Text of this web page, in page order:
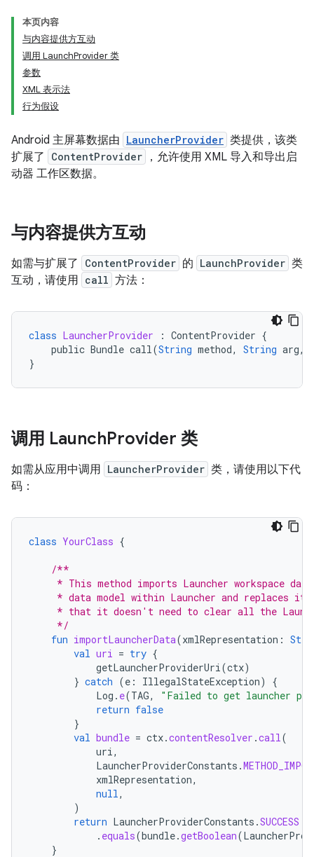
本页内容
与内容提供方互动
调用 LaunchProvider 类
参数
XML 表示法
行为假设
Android 主屏幕数据由 LauncherProvider 类提供，该类
扩展了
ContentProvider
，允许使用 XML 导入和导出启
动器 工作区数据。
与内容提供方互动
如需与扩展了 ContentProvider 的 LaunchProvider 类
互动，请使用 call 方法：
class LauncherProvider : ContentProvider {
public Bundle call(String method, String arg,
}
调用 LaunchProvider 类
如需从应用中调用 LauncherProvider 类，请使用以下代
码：
class YourClass {
/**
* This method imports Launcher workspace
* data model within Launcher and replaces it
* that it doesn't need to clear all the
     */
fun importLauncherData(xmlRepresentation :
val uri = try {
getLauncherProviderUri(ctx)
} catch (e : IllegalStateException)
{
Log . e(TAG,
"Failed to get launcher
return false
}
val bundle = ctx.contentResolver .call(
uri,
LauncherProviderConstants .
xmlRepresentation,
null,
)
return LauncherProviderConstants .SUCCESS
. equals(bundle.getBoolean(
}